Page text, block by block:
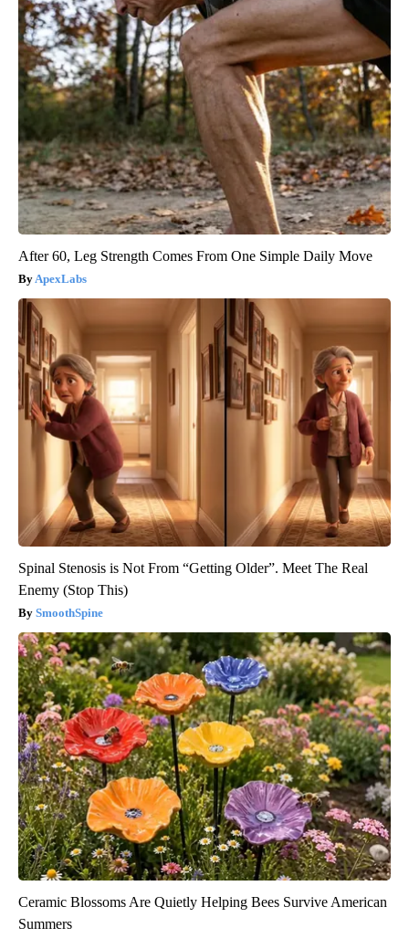
After 60, Leg Strength Comes From One Simple Daily Move
ApexLabs
Spinal Stenosis is Not From “Getting Older”. Meet The Real
Enemy (Stop This)
SmoothSpine
Ceramic Blossoms Are Quietly Helping Bees Survive American
Summers